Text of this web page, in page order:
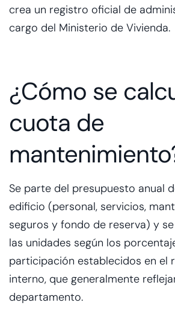
crea un registro oficial de
cargo del Ministerio de Vivienda.
¿Cómo se
cuota de
Se parte del presupuesto anual
edificio (personal, servicios,
seguros y fondo de reserva) y
las unidades según los
participación establecidos en el
interno, que generalmente
departamento.